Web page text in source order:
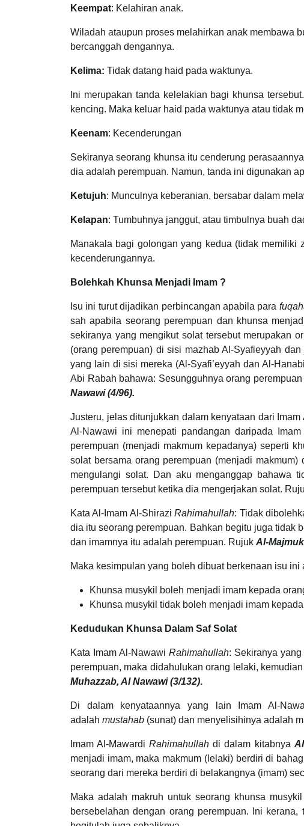
Keempat: Kelahiran anak.
Wiladah ataupun proses melahirkan anak membawa
bercanggah dengannya.
Kelima: Tidak datang haid pada waktunya.
Ini merupakan tanda kelelakian bagi khunsa
kencing. Maka keluar haid pada waktunya atau tidak
Keenam: Kecenderungan
Sekiranya seorang khunsa itu cenderung
dia adalah perempuan. Namun, tanda ini digunakan
Ketujuh: Munculnya keberanian, bersabar dalam
Kelapan: Tumbuhnya janggut, atau timbulnya buah
Manakala bagi golongan yang kedua (tidak memiliki
kecenderungannya.
Bolehkah Khunsa Menjadi Imam ?
Isu ini turut dijadikan perbincangan apabila para
sah apabila seorang perempuan dan khunsa
sekiranya yang mengikut solat tersebut merupakan
(orang perempuan) di sisi mazhab Al-Syafieyyah
yang lain di sisi mereka (Al-Syafi’eyyah dan Al-
Abi Rabah bahawa: Sesungguhnya orang
Nawawi (4/96).
Justeru, jelas ditunjukkan dalam kenyataan dari
Al-Nawawi ini menepati pandangan daripada Imam
perempuan (menjadi makmum kepadanya) seperti
solat bersama orang perempuan (menjadi
mengulangi solat. Dan aku menganggap bahawa
perempuan tersebut ketika dia mengerjakan solat.
Kata Al-Imam Al-ShiraziRahimahullah: Tidak
dia itu seorang perempuan. Bahkan begitu juga tidak
dan imamnya itu adalah perempuan. Rujuk Al-
Maka kesimpulan yang boleh dibuat berkenaan isu ini
Khunsa musykil boleh menjadi imam kepada
Khunsa musykil tidak boleh menjadi imam
Kedudukan Khunsa Dalam Saf Solat
Kata Imam Al-Nawawi Rahimahullah: Sekiranya
perempuan, maka didahulukan orang lelaki,
Muhazzab, Al Nawawi (3/132).
Di dalam kenyataannya yang lain Imam Al-
adalah mustahab (sunat) dan menyelisihinya adalah
Imam Al-MawardiRahimahullah di dalam kitabnya
menjadi imam, maka makmum (lelaki) berdiri di
seorang dari mereka berdiri di belakangnya (imam)
Maka adalah makruh untuk seorang khunsa
bersebelahan dengan orang perempuan. Ini